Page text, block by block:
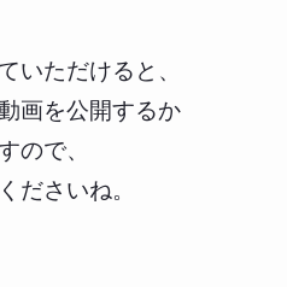
いただけると、
画を公開するか
ので、
ださいね。